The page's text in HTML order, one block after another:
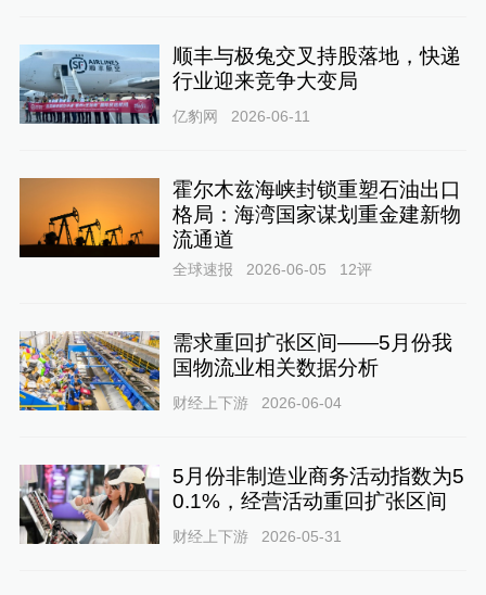
顺丰与极兔交叉持股落地，快递
行业迎来竞争大变局
亿豹网 2026-06-11
霍尔木兹海峡封锁重塑石油出口
格局：海湾国家谋划重金建新物
流通道
全球速报 2026-06-05 12评
需求重回扩张区间——5月份我
国物流业相关数据分析
财经上下游 2026-06-04
5月份非制造业商务活动指数为5
0.1%，经营活动重回扩张区间
财经上下游 2026-05-31